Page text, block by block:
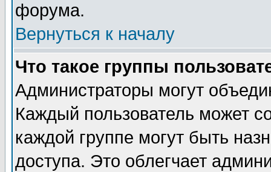
форума.
Вернуться к началу
Что такое группы
Администраторы могут
Каждый пользователь может
каждой группе могут быть
доступа. Это облегчает